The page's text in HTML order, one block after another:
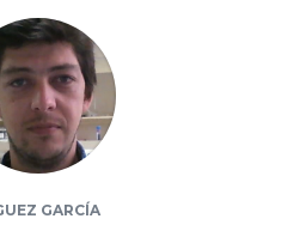
GARCÍA